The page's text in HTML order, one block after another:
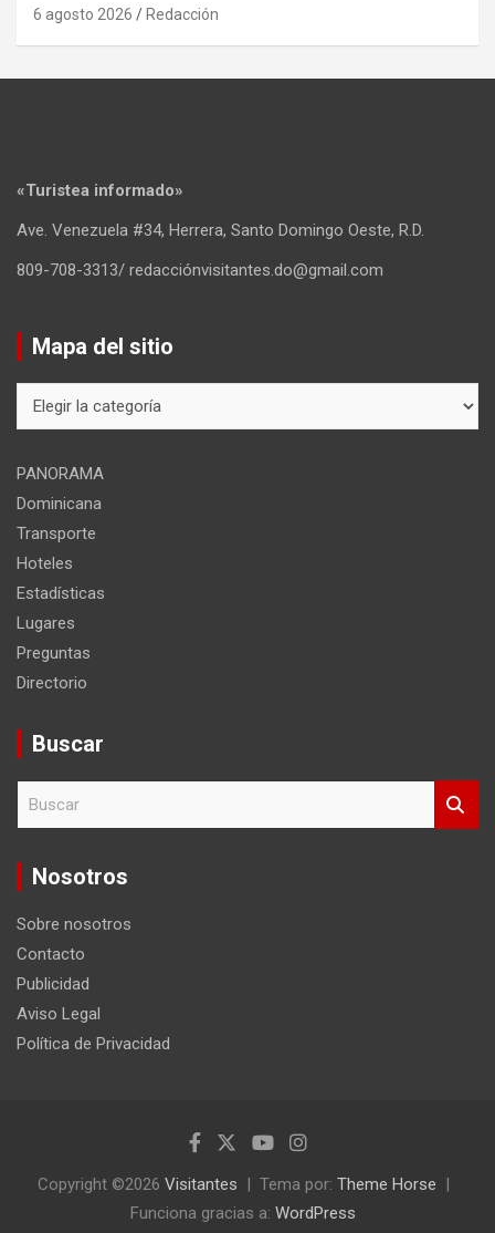
6 agosto 2026 Redacción
«Turistea informado»
Ave. Venezuela #34, Herrera, Santo Domingo Oeste, R.D.
809-708-3313/ redacciónvisitantes.do@gmail.com
Mapa del sitio
del
PANORAMA
Dominicana
Transporte
Hoteles
Estadísticas
Lugares
Preguntas
Directorio
Buscar
c
Nosotros
Sobre nosotros
Contacto
Publicidad
Aviso Legal
Política de Privacidad
Copyright ©2026 Visitantes Tema por: Theme Horse
Funciona gracias a: WordPress